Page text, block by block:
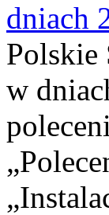
dniach
Polskie
w